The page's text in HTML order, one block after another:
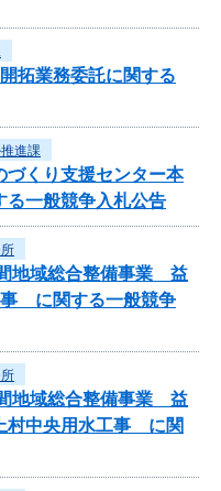
拓業務委託に関する
進課
づくり支援センター本
一般競争入札公告
地域総合整備事業 益
に関する一般競争
地域総合整備事業 益
村中央用水工事 に関